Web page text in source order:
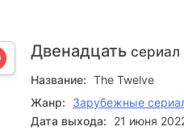
Двенадцать сериал
Название: The Twelve
Жанр: Зарубежные
Дата выхода:
21 июня